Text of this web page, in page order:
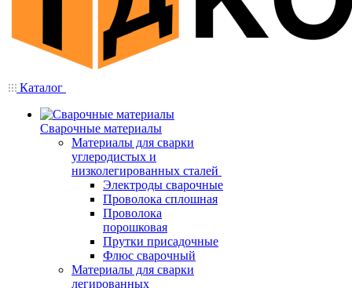
Каталог
Сварочные материалы
Материалы для сварки
углеродистых и
низколегированных сталей
Электроды сварочные
Проволока сплошная
Проволока
порошковая
Прутки присадочные
Флюс сварочный
Материалы для сварки
легированных